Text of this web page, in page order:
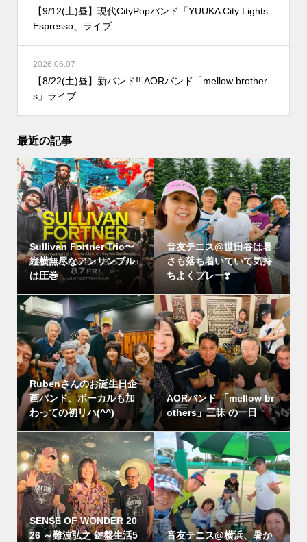
【9/12(土)昼】現代CityPopバンド「YUUKA City Lights
Espresso」ライブ
2026.06.07
【8/22(土)昼】新バンド!! AORバンド「mellow brother
s」ライブ
最近の記事
Sullivan Fortner Trio〜
縦横無尽なアンサンブル
は圧巻
音友テニス@世田谷は暑
さも落ち着いていて気持
ちよくプレー❣️
Rubenさんのお誕生日企
画バンド、ボーカルも加
わっての初リハ(^^)
AORバンド 「mellow br
others」三昧 の一日
SENSE OF WONDER 20
26 ～難波弘之 鍵盤生活5
音友テニス@横浜、暑か